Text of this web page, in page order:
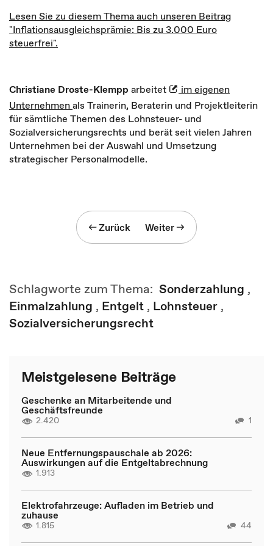
Lesen Sie zu diesem Thema auch unseren Beitrag
"Inflationsausgleichsprämie: Bis zu 3.000 Euro
steuerfrei".
Christiane Droste-Klempp arbeitet
im eigenen
Unternehmenals Trainerin, Beraterin und Projektleiterin
für sämtliche Themen des Lohnsteuer- und
Sozialversicherungsrechts und berät seit vielen Jahren
Unternehmen bei der Auswahl und Umsetzung
strategischer Personalmodelle.
Zurück Weiter
Schlagworte zum Thema: Sonderzahlung ,
Einmalzahlung , Entgelt , Lohnsteuer ,
Sozialversicherungsrecht
Meistgelesene Beiträge
Geschenke an Mitarbeitende und
Geschäftsfreunde
2.420 1
Neue Entfernungspauschale ab 2026:
Auswirkungen auf die Entgeltabrechnung
1.913
Elektrofahrzeuge: Aufladen im Betrieb und
zuhause
1.815 44